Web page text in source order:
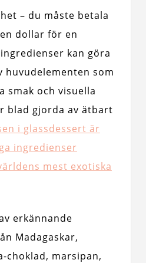
– du måste betala
dollar för en
kan göra
huvudelementen som
smak och visuella
blad gjorda av ätbart
i glassdessert är
ingredienser
mest exotiska
erkännande
Madagaskar,
choklad, marsipan,